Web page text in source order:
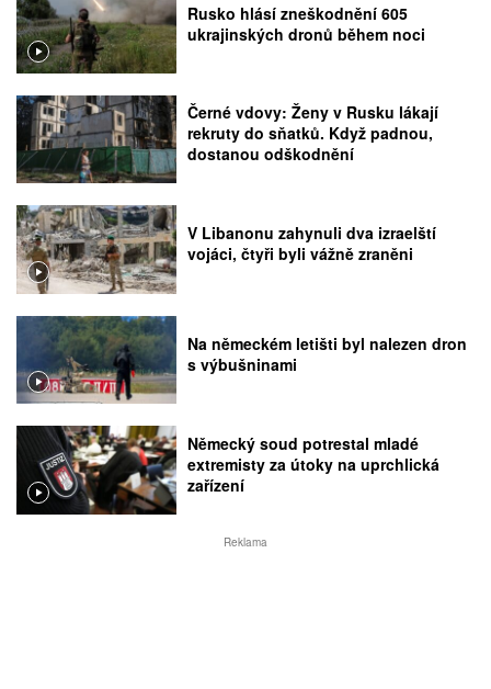
Rusko hlásí zneškodnění 605
ukrajinských dronů během noci
Černé vdovy: Ženy v Rusku lákají
rekruty do sňatků. Když padnou,
dostanou odškodnění
V Libanonu zahynuli dva izraelští
vojáci, čtyři byli vážně zraněni
Na německém letišti byl nalezen dron
s výbušninami
Německý soud potrestal mladé
extremisty za útoky na uprchlická
zařízení
Reklama